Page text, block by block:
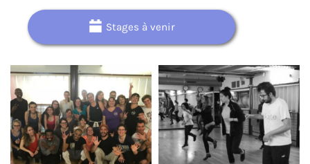
Stages à venir